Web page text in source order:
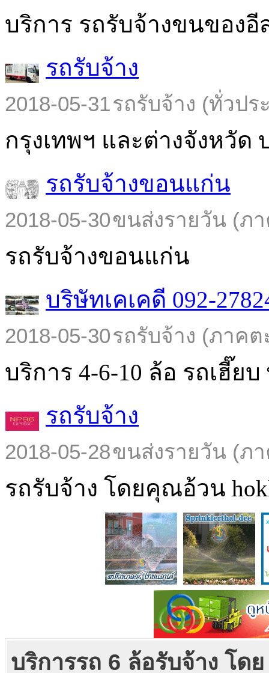
บริการ รถรับจ้างขนของ
รถรับจ้าง
2018-05-31รถรับจ้าง (ทั่วปร
กรุงเทพฯ และต่างจังหวัด
รถรับจ้างขอนแก่น
2018-05-30ขนส่งรายวัน (ภ
รถรับจ้างขอนแก่น
บริษัทเคเคดี 092-
2018-05-30รถรับจ้าง (ภาคต
บริการ 4-6-10 ล้อ รถเฮี๊ยบ
รถรับจ้าง
2018-05-28ขนส่งรายวัน (ภ
รถรับจ้าง โดยคุณอ้วน
บริการรถ 6 ล้อรับจ้าง โด